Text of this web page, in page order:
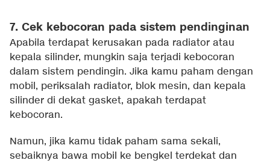
7. Cek kebocoran pada sistem pendinginan
Apabila terdapat kerusakan pada radiator atau
kepala silinder, mungkin saja terjadi kebocoran
dalam sistem pendingin. Jika kamu paham dengan
mobil, periksalah radiator, blok mesin, dan kepala
silinder di dekat gasket, apakah terdapat
kebocoran.
Namun, jika kamu tidak paham sama sekali,
sebaiknya bawa mobil ke bengkel terdekat dan